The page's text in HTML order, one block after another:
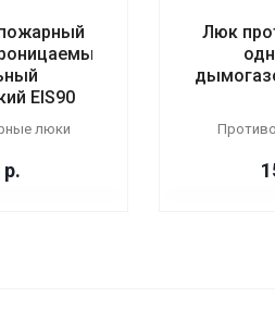
EIS90
люки
р.
Люк